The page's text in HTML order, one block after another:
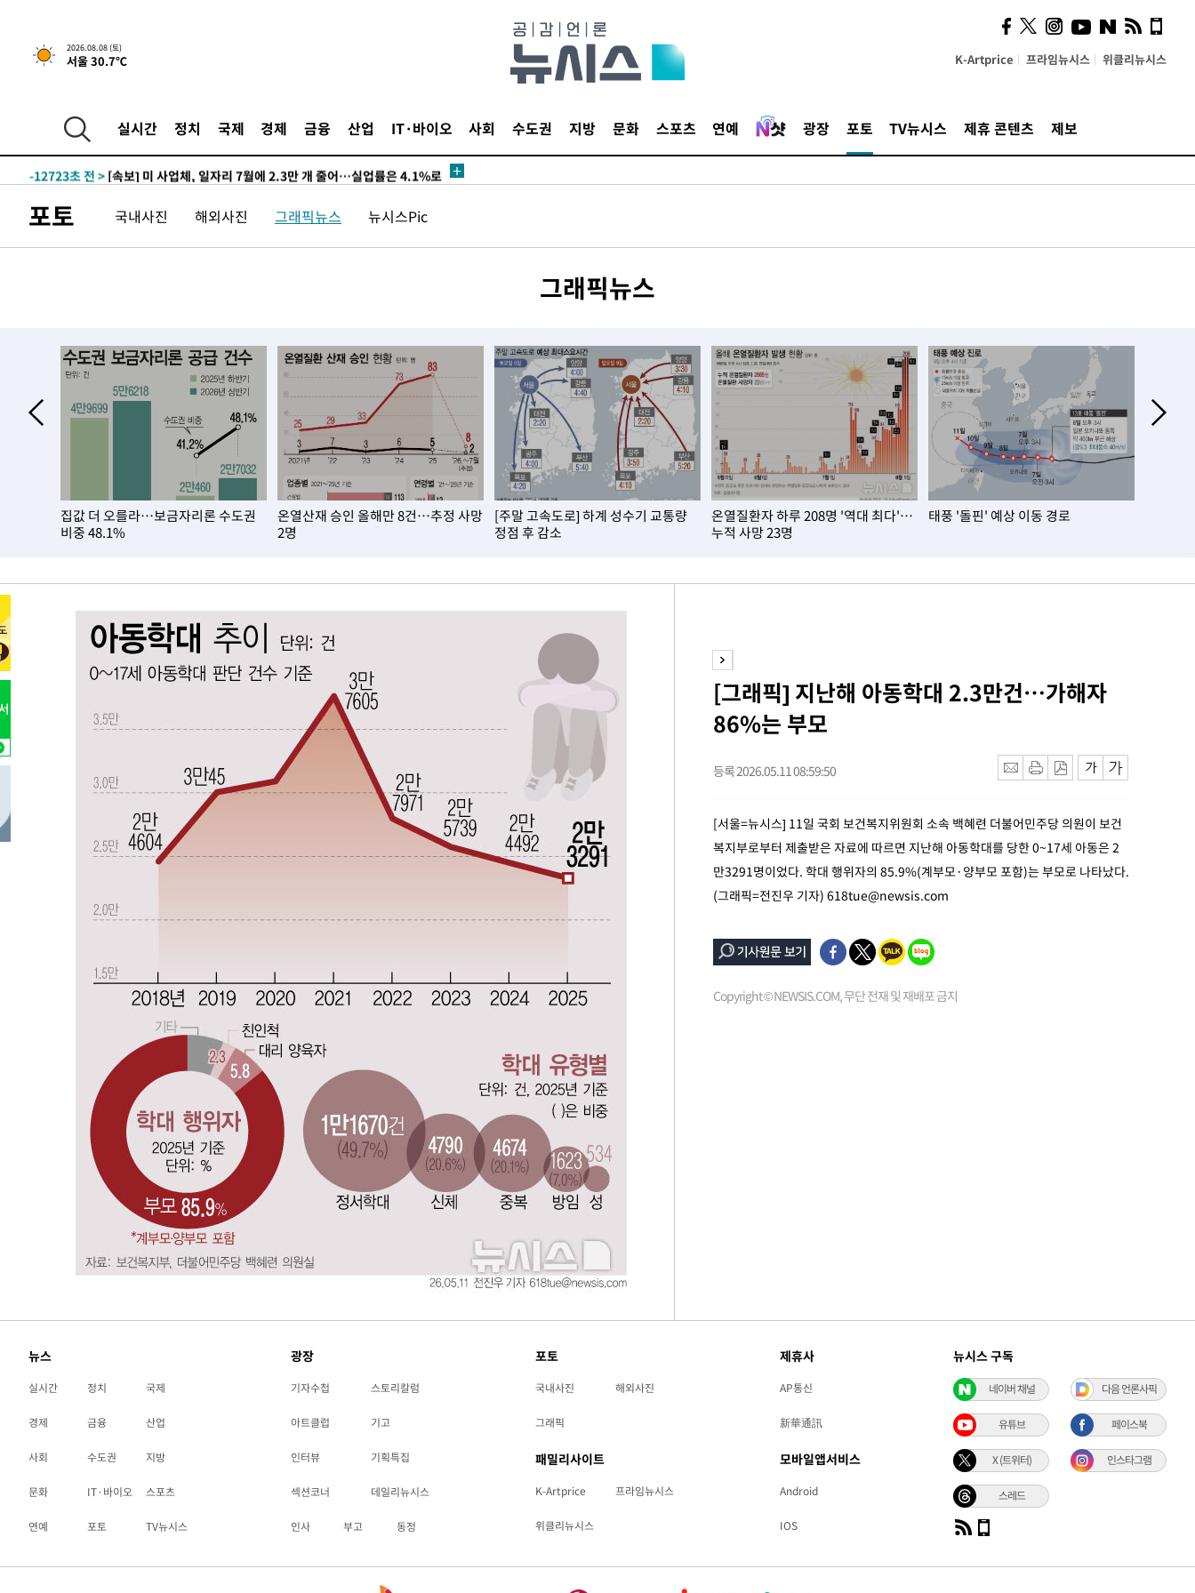
2026.08.08 (토)
서울 30.7℃ K-Artprice 프라임뉴시스 위클리뉴시스
실시간 정치 국제 경제 금융 산업 IT·바이오 사회 수도권 지방 문화 스포츠 연예 광장 포토 TV뉴시스 제휴 콘텐츠 제보
-16136초 전 >
이강인, 폭염 속 AT마드리드 첫 훈련…80명 식사 대접까지(종합)
-13275초 전 >
하향수정 (2보)
-12723초 전 > [속보] 미 사업체, 일자리 7월에 2.3만 개 줄어…실업률은 4.1%로
실천"
-7671초 전 >
이란, "오만과 '중앙 단일 루트' 합의…북쪽 인바운드·남쪽 아웃바운
12분 전 >"낮 기온 소폭 하락"…수도권 폭염중대경보, 폭염경보로 하향
1시간 전 >SK하이닉스, 용인·청주 팹에 54조 투자…"AI 메모리 수요 선제 대응"
2시간 전 >여자배구 이재영·이다영 자매, 아제르바이잔 투란VC 입단
2시간 전 >
외국인 심판 성 접대 7경기 들여다보니…한국 축구 '5승 2무'
2시간 전 >[속보]코스닥, 2.86포인트(0.36%) 내린 798.81마감
[속보]코스피, 6200선 약보합…0.60% 내린 6258.77에 마쳐
[속보]원·달러 환율, 7.7원 내린 1416.1원 마감
[속보] 노원서 40.1도 관측…서울, 2018년 이후 첫 40도
3시간 전 >[속보]종합특검, '계엄 수용공간 확보' 신용해 前교정본부장 기소
3시간 전 > 외신들도 주목한 韓축구 파문…"국민적 공분에 수사 재개"
이강인, 폭염 속 AT마드리드 첫 훈련…80명 식사 대접까지(종합)
-13275초 전 >미 사업체 일자리, 7월에 2.3만개 순감하고 그 전 2개월 10.3만개
하향수정 (2보)
-12723초 전 >[속보] 미 사업체, 일자리 7월에 2.3만 개 줄어…실업률은 4.1%로
[속보]이 대통령 "부동산 공급 기존 사고방식 매달리지 말고 과감히
-7671초 전 >이란, "오만과 '중앙 단일 루트' 합의…북쪽 인바운드·남쪽 아웃바운
"낮 기온 소폭 하락"…수도권 폭염중대경보, 폭염경보로 하향
[속보]이 대통령, '호우피해' 안동·의성 관할 4개 면 특별재난지역 선포
[단독]중수청 지원 검사들, 정원 초과 시 낮은 계급 임용…희망지 못 갈 수
낮 최고 37도 찜통더위…곳곳 소나기·강원 많은 비[내일날씨]
SK하이닉스, 용인·청주 팹에 54조 투자…"AI 메모리 수요 선제 대응"
여자배구 이재영·이다영 자매, 아제르바이잔 투란VC 입단
[속보]코스닥, 2.86포인트(0.36%) 내린 798.81마감
[속보]원·달러 환율, 7.7원 내린 1416.1원 마감
[속보] 노원서 40.1도 관측…서울, 2018년 이후 첫 40도
[속보]종합특검, '계엄 수용공간 확보' 신용해 前교정본부장 기소
외신들도 주목한 韓축구 파문…"국민적 공분에 수사 재개"
11시간 압수수색에 성접대 파문까지…'쑥대밭' 된 축구협회
[속보]규제합리화위원회 부위원장에 김태유 서울대 공대 교수…이병태
포토 국내사진 해외사진 그래픽뉴스 뉴시스Pic
그래픽뉴스
집값 더 오를라…보금자리론 수도권
비중 48.1%
온열산재 승인 올해만 8건…추정 사망
2명
[주말 고속도로] 하계 성수기 교통량
정점 후 감소
온열질환자 하루 208명 '역대 최다'…
누적 사망 23명
태풍 '돌핀' 예상 이동 경로
[그래픽] 지난해 아동학대 2.3만건…가해자
86%는 부모
등록 2026.05.11 08:59:50
[서울=뉴시스] 11일 국회 보건복지위원회 소속 백혜련 더불어민주당 의원이 보건
복지부로부터 제출받은 자료에 따르면 지난해 아동학대를 당한 0~17세 아동은 2
만3291명이었다. 학대 행위자의 85.9%(계부모·양부모 포함)는 부모로 나타났다.
(그래픽=전진우 기자) 618tue@newsis.com
Copyright © NEWSIS.COM, 무단 전재 및 재배포 금지
뉴스
실시간 정치 국제
경제 금융 산업
사회 수도권 지방
문화 IT·바이오 스포츠
연예 포토 TV뉴시스
광장
기자수첩 스토리칼럼
아트클럽 기고
인터뷰 기획특집
섹션코너 데일리뉴시스
인사 부고 동정
포토
국내사진 해외사진
그래픽
패밀리사이트
K-Artprice 프라임뉴시스
위클리뉴시스
제휴사
AP통신
新華通訊
모바일앱서비스
Android
IOS
뉴시스 구독
네이버 채널 다음 언론사픽
유튜브 페이스북
X (트위터) 인스타그램
스레드